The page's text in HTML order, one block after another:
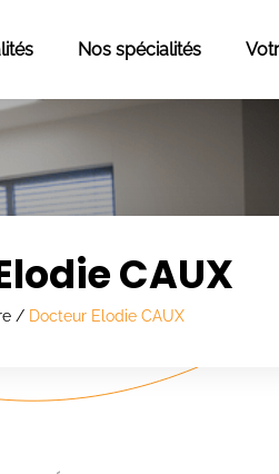
Nos spécialités
CAUX
/ Docteur Elodie CAUX